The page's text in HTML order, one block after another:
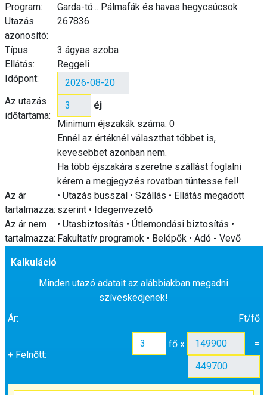
Program:
Garda-tó... Pálmafák és havas hegycsúcsok
Utazás
azonosító:
267836
Típus:
3 ágyas szoba
Ellátás:
Reggeli
Időpont:
Az utazás
időtartama:
éj
Minimum éjszakák száma: 0
Ennél az értéknél választhat többet is,
kevesebbet azonban nem.
Ha több éjszakára szeretne szállást foglalni
kérem a megjegyzés rovatban tüntesse fel!
Az ár
tartalmazza:
• Utazás busszal • Szállás • Ellátás megadott
szerint • Idegenvezető
Az ár nem
tartalmazza:
• Utasbiztosítás • Útlemondási biztosítás •
Fakultatív programok • Belépők • Adó - Vevő
Kalkuláció
Minden utazó adatait az alábbiakban megadni
szíveskedjenek!
Ár:
Ft/fő
+Felnőtt:
fő x =